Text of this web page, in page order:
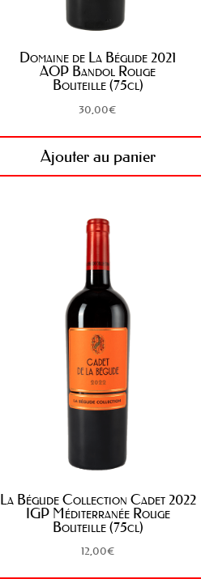
Domaine de La Bégude 2021
AOP Bandol Rouge
Bouteille (75cl)
30,00€
Ajouter au panier
La Bégude Collection Cadet 2022
IGP Méditerranée Rouge
Bouteille (75cl)
12,00€